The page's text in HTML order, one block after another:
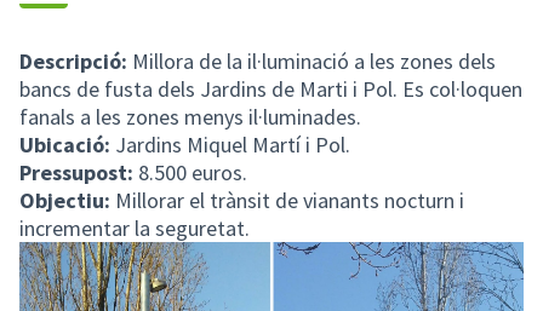
Descripció: Millora de la il·luminació a les zones dels
bancs de fusta dels Jardins de Marti i Pol. Es col·loquen
fanals a les zones menys il·luminades.
Ubicació: Jardins Miquel Martí i Pol.
Pressupost: 8.500 euros.
Objectiu: Millorar el trànsit de vianants nocturn i
incrementar la seguretat.